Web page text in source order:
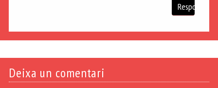
Respon
Deixa un comentari